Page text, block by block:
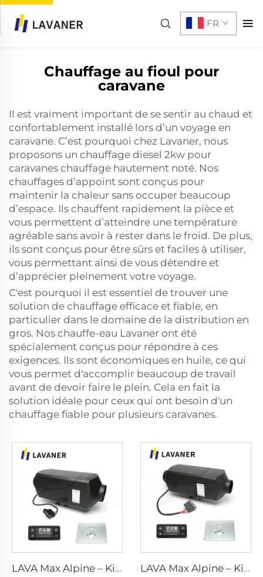
FR
Chauffage au fioul pour
caravane
Il est vraiment important de se sentir au chaud et
confortablement installé lors d’un voyage en
caravane. C’est pourquoi chez Lavaner, nous
proposons un chauffage diesel 2kw pour
caravanes chauffage hautement noté. Nos
chauffages d’appoint sont conçus pour
maintenir la chaleur sans occuper beaucoup
d’espace. Ils chauffent rapidement la pièce et
vous permettent d’atteindre une température
agréable sans avoir à rester dans le froid. De plus,
ils sont conçus pour être sûrs et faciles à utiliser,
vous permettant ainsi de vous détendre et
d’apprécier pleinement votre voyage.
C'est pourquoi il est essentiel de trouver une
solution de chauffage efficace et fiable, en
particulier dans le domaine de la distribution en
gros. Nos chauffe-eau Lavaner ont été
spécialement conçus pour répondre à ces
exigences. Ils sont économiques en huile, ce qui
vous permet d'accomplir beaucoup de travail
avant de devoir faire le plein. Cela en fait la
solution idéale pour ceux qui ont besoin d'un
chauffage fiable pour plusieurs caravanes.
LAVA Max Alpine – Kits standard de 5 kW LAVA Max Alpine – Kits standard de 2 kW